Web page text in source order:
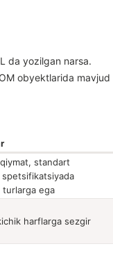
da yozilgan narsa.
obyektlarida mavjud
standart
turlarga ega
harflarga sezgir